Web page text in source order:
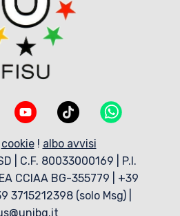
cookie! albo avvisi
| C.F. 80033000169 | P.I.
CCIAA BG-355779 | +39
3715212398 (solo Msg) |